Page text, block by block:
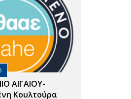
ΑΙΓΑΙΟΥ-
Κουλτούρα